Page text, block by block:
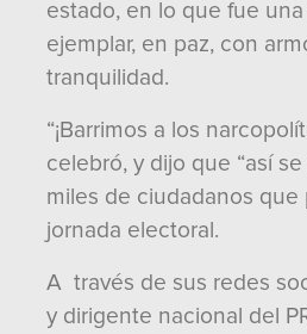
estado, en lo que fue
ejemplar, en paz, con
tranquilidad.
“¡Barrimos a los
celebró, y dijo que “así
miles de ciudadanos que
jornada electoral.
A través de sus redes
y dirigente nacional del